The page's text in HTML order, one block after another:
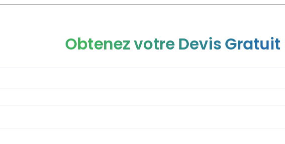
Obtenez votre Devis Gratuit